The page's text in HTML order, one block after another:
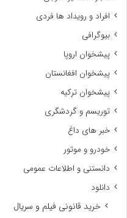
افراد و رویداد ها فردی
بیوگرافی
پیشخوان اروپا
پیشخوان افغانستان
پیشخوان ترکیه
توریسم و گردشگری
خبر های داغ
خودرو و موتور
دانستنی و اطلاعات عمومی
دانلود
خرید قانونی فیلم و سریال